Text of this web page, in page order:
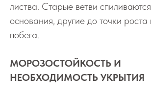
листва. Старые ветви
основания, другие до точки роста
побега.
МОРОЗОСТОЙКОСТЬ И
НЕОБХОДИМОСТЬ УКРЫТИЯ